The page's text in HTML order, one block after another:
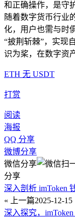
和正确操作，是守
随着数字货币行业
化，用户也需与时
“披荆斩棘”，实现
识为桨，在数字资
ETH 无 USDT
打赏
阅读
海报
QQ 分享
微博分享
微信分享
分享
深入剖析 imToken
« 上一篇2025-12-15
深入探究，